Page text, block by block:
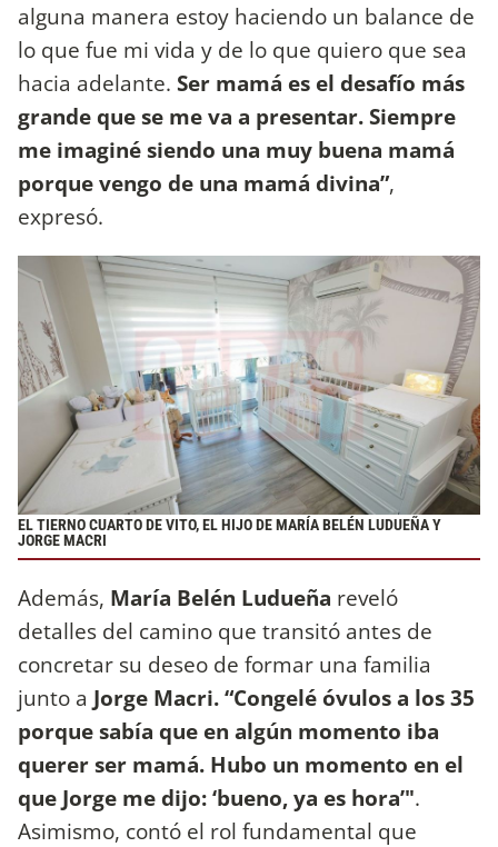
alguna manera estoy haciendo un balance de
lo que fue mi vida y de lo que quiero que sea
hacia adelante. Ser mamá es el desafío más
grande que se me va a presentar. Siempre
me imaginé siendo una muy buena mamá
porque vengo de una mamá divina”,
expresó.
EL TIERNO CUARTO DE VITO, EL HIJO DE MARÍA BELÉN LUDUEÑA Y
JORGE MACRI
Además, María Belén Ludueña reveló
detalles del camino que transitó antes de
concretar su deseo de formar una familia
junto a Jorge Macri. “Congelé óvulos a los 35
porque sabía que en algún momento iba
querer ser mamá. Hubo un momento en el
que Jorge me dijo: ‘bueno, ya es hora’".
Asimismo, contó el rol fundamental que